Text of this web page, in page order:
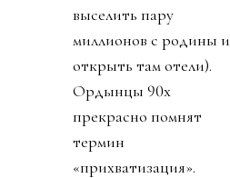
выселить пару
миллионов с родины и
открыть там отели).
Ордынцы 90х
прекрасно помнят
термин
«прихватизация».